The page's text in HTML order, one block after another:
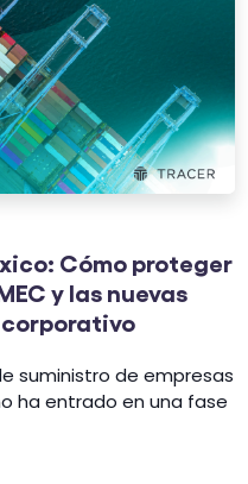
Cómo proteger
y las nuevas
suministro de empresas
ha entrado en una fase